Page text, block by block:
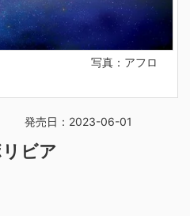
写真：アフロ
発売日：2023-06-01
ビア